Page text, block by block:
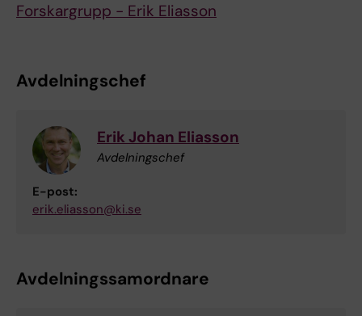
Forskargrupp - Erik Eliasson
Avdelningschef
Erik Johan Eliasson
Avdelningschef
E-post:
erik.eliasson@ki.se
Avdelningssamordnare